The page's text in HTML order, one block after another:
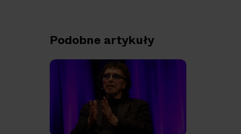
Podobne artykuły